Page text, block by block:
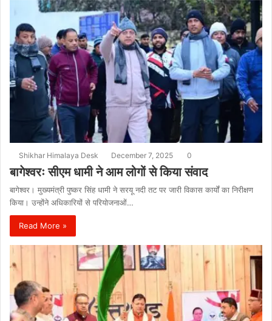
Shikhar Himalaya Desk December 7, 2025 0
बागेश्वरः सीएम धामी ने आम लोगों से किया संवाद
बागेश्वर। मुख्यमंत्री पुष्कर सिंह धामी ने सरयू नदी तट पर जारी विकास कार्यों का निरीक्षण
किया। उन्होंने अधिकारियों से परियोजनाओं…
Read More »